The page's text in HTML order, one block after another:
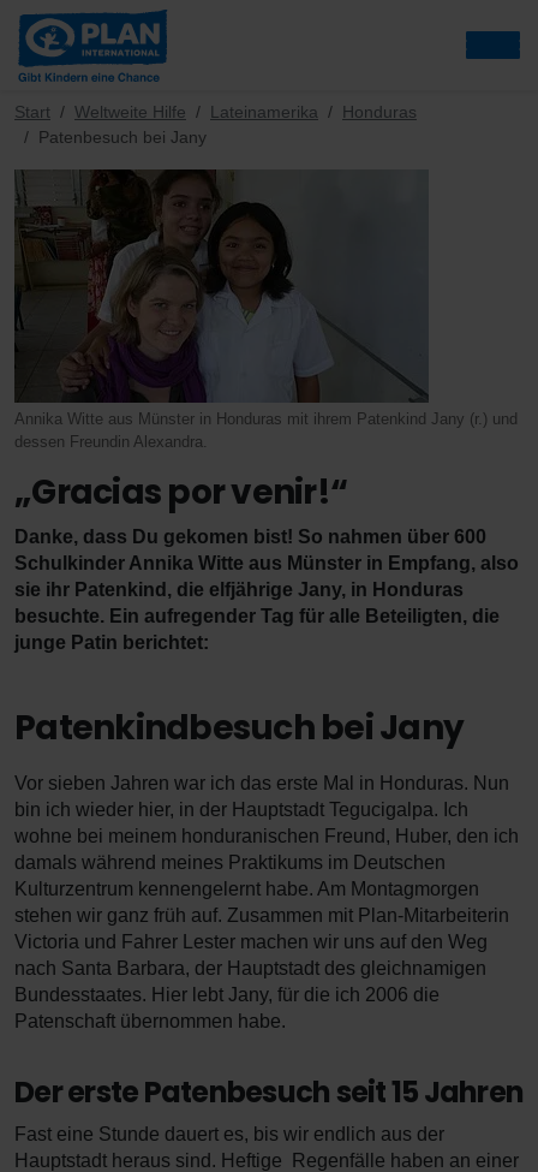
Start Weltweite Hilfe Lateinamerika
Honduras
Patenbesuch bei Jany
Annika Witte aus Münster in Honduras mit ihrem Patenkind Jany (r.) und
dessen Freundin Alexandra.
„Gracias por venir!“
Danke, dass Du gekomen bist! So nahmen über 600
Schulkinder Annika Witte aus Münster in Empfang, also
sie ihr Patenkind, die elfjährige Jany, in Honduras
besuchte. Ein aufregender Tag für alle Beteiligten, die
junge Patin berichtet:
Patenkindbesuch bei Jany
Vor sieben Jahren war ich das erste Mal in Honduras. Nun
bin ich wieder hier, in der Hauptstadt Tegucigalpa. Ich
wohne bei meinem honduranischen Freund, Huber, den ich
damals während meines Praktikums im Deutschen
Kulturzentrum kennengelernt habe. Am Montagmorgen
stehen wir ganz früh auf. Zusammen mit Plan-Mitarbeiterin
Victoria und Fahrer Lester machen wir uns auf den Weg
nach Santa Barbara, der Hauptstadt des gleichnamigen
Bundesstaates. Hier lebt Jany, für die ich 2006 die
Patenschaft übernommen habe.
Der erste Patenbesuch seit 15 Jahren
Fast eine Stunde dauert es, bis wir endlich aus der
Hauptstadt heraus sind. Heftige Regenfälle haben an einer